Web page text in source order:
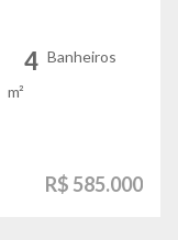
4 Banheiros
m²
R$ 585.000